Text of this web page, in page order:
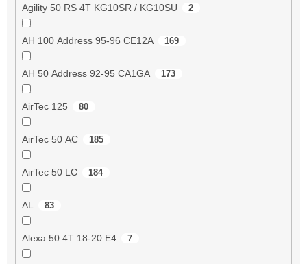
Agility 50 RS 4T KG10SR / KG10SU 2
AH 100 Address 95-96 CE12A 169
AH 50 Address 92-95 CA1GA 173
AirTec 125 80
AirTec 50 AC 185
AirTec 50 LC 184
AL 83
Alexa 50 4T 18-20 E4 7